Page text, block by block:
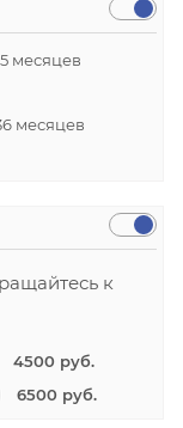
месяцев
месяцев
к
4500 руб.
6500 руб.